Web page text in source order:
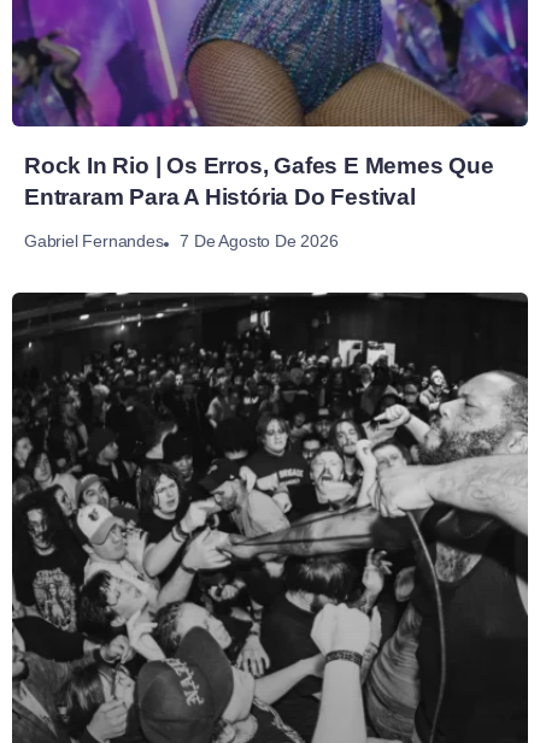
Rock In Rio | Os Erros, Gafes E Memes Que
Entraram Para A História Do Festival
Gabriel Fernandes 7 De Agosto De 2026